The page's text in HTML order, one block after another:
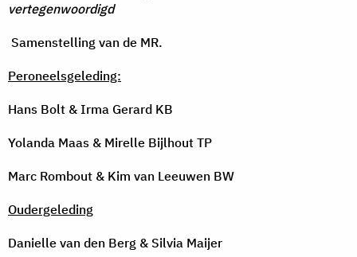
vertegenwoordigd
Samenstelling van de MR.
Peroneelsgeleding:
Hans Bolt & Irma Gerard KB
Yolanda Maas & Mirelle Bijlhout TP
Marc Rombout & Kim van Leeuwen BW
Oudergeleding
Danielle van den Berg & Silvia Maijer